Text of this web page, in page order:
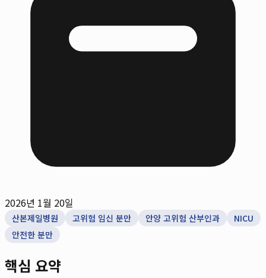
2026년 1월 20일
산본제일병원 고위험 임신 분만 안양 고위험 산부인과
NICU
안전한 분만
핵심 요약